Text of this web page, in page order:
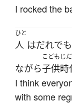
I rocked the
ひと
人 はだれでも
ながら
こどもじ
子供時
I think
with some